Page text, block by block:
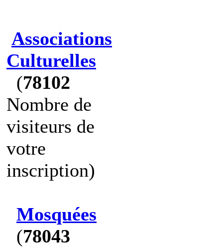
Associations
Culturelles
(78102
Nombre de
visiteurs de
votre
inscription)
Mosquées
(78043